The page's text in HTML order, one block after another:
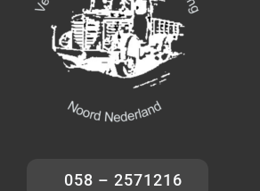
058 – 2571216